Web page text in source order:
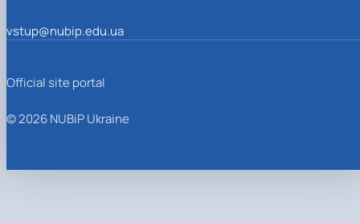
vstup@nubip.edu.ua
Official site portal
© 2026 NUBiP Ukraine